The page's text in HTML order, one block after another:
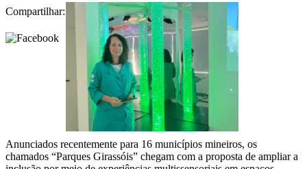
Compartilhar:
Anunciados recentemente para 16 municípios mineiros, os
chamados “Parques Girassóis” chegam com a proposta de ampliar a